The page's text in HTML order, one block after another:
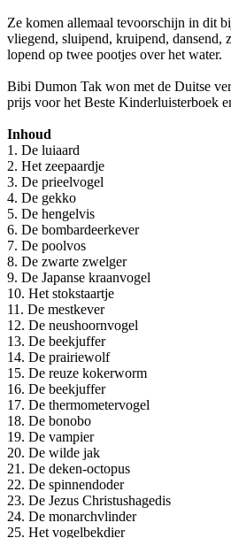
Ze komen allemaal tevoorschijn in dit
vliegend, sluipend, kruipend, dansend,
lopend op twee pootjes over het water.
Bibi Dumon Tak won met de Duitse
prijs voor het Beste Kinderluisterboek
Inhoud
1. De luiaard
2. Het zeepaardje
3. De prieelvogel
4. De gekko
5. De hengelvis
6. De bombardeerkever
7. De poolvos
8. De zwarte zwelger
9. De Japanse kraanvogel
10. Het stokstaartje
11. De mestkever
12. De neushoornvogel
13. De beekjuffer
14. De prairiewolf
15. De reuze kokerworm
16. De beekjuffer
17. De thermometervogel
18. De bonobo
19. De vampier
20. De wilde jak
21. De deken-octopus
22. De spinnendoder
23. De Jezus Christushagedis
24. De monarchvlinder
25. Het vogelbekdier